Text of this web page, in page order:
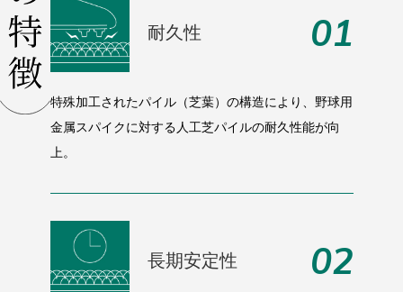
耐久性 01
特殊加工されたパイル（芝葉）の構造により、野球用
金属スパイクに対する人工芝パイルの耐久性能が向
上。
長期安定性 02